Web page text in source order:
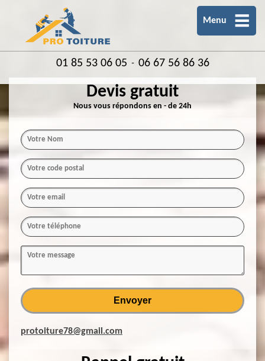
Menu
01 85 53 06 05 - 06 67 56 86 36
Devis gratuit
Nous vous répondons en - de 24h
protoiture78@gmail.com